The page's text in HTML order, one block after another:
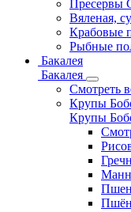
Пресервы
Вяленая,
Крабовые
Рыбные
Бакалея
Бакалея
Смотреть
Крупы
Крупы